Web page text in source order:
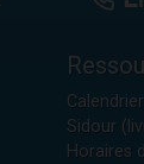
Sidour
Horaires